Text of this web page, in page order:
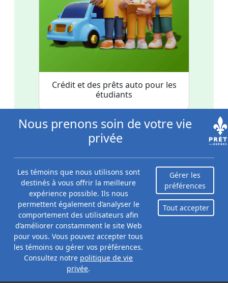
Crédit et des prêts auto pour les
étudiants
Que doit-on regarder pour choisir
la meilleure carte de crédit pour
étudiant?
La meilleure carte de crédit pour étudiants au Canada
dépend de la manière dont la carte est adaptée. Voici
quelques facteurs importants à considérer avant de
faire votre choix :
Frais annuels
Évidemment, plus les frais annuels sont bas, mieux
c'est. La seule fois où des frais annuels peuvent en
Nous prenons soin de votre vie
privée
Les témoins que nous utilisons sont
destinés à vous offrir la meilleure
expérience possible. Ils nous
permettent également d’analyser le
comportement des utilisateurs afin
d’améliorer constamment le site Web
pour vous. Vous pouvez accepter tous
les témoins ou gérer vos préférences.
Consultez notre politique de vie
privée.
Gérer les
préférences
Tout accepter